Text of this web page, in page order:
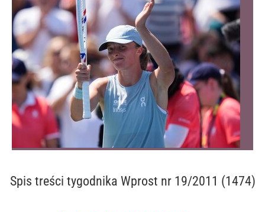
Spis treści tygodnika Wprost nr 19/2011 (1474)